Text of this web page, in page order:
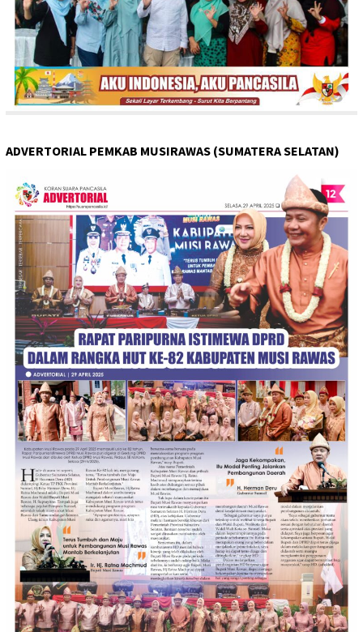
ADVERTORIAL PEMKAB MUSIRAWAS (SUMATERA SELATAN)